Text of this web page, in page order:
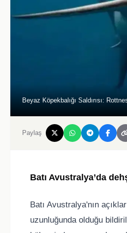
Beyaz Köpekbalığı Saldırısı:
Paylaş
Batı Avustralya’da
Batı Avustralya'nın
uzunluğunda olduğu